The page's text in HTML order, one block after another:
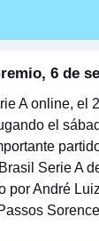
6 de
A online, el
el
Serie A
por André
más